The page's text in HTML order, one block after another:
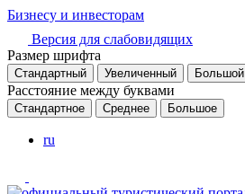
Бизнесу и инвесторам
Версия для слабовидящих
Размер шрифта
Стандартный Увеличенный Большой
Расстояние между буквами
Стандартное Среднее Большое
ru